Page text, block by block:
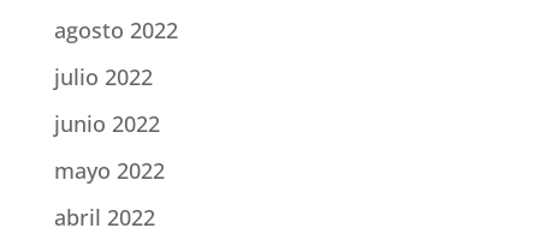
agosto 2022
julio 2022
junio 2022
mayo 2022
abril 2022